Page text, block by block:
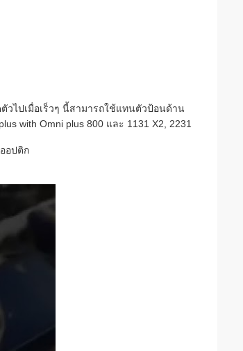
วไปเมื่อเร็วๆ นี้สามารถใช้แทนตัวป้อนด้าน
with Omni plus 800 และ 1131 X2, 2231
อปติก